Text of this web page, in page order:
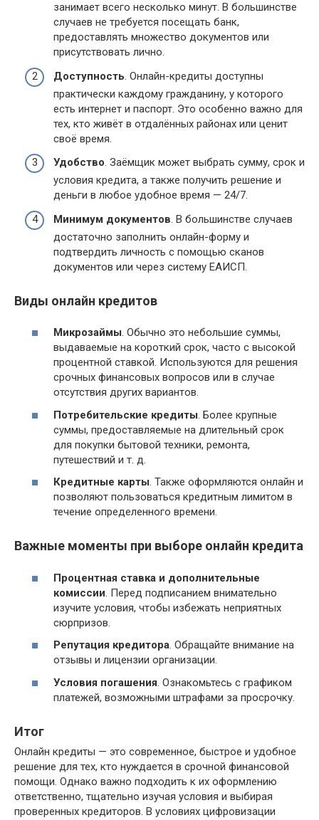
занимает всего несколько минут. В большинстве
случаев не требуется посещать банк,
предоставлять множество документов или
присутствовать лично.
Доступность. Онлайн-кредиты доступны
практически каждому гражданину, у которого
есть интернет и паспорт. Это особенно важно для
тех, кто живёт в отдалённых районах или ценит
своё время.
Удобство. Заёмщик может выбрать сумму, срок и
условия кредита, а также получить решение и
деньги в любое удобное время — 24/7.
Минимум документов. В большинстве случаев
достаточно заполнить онлайн-форму и
подтвердить личность с помощью сканов
документов или через систему ЕАИСП.
Виды онлайн кредитов
Микрозаймы. Обычно это небольшие суммы,
выдаваемые на короткий срок, часто с высокой
процентной ставкой. Используются для решения
срочных финансовых вопросов или в случае
отсутствия других вариантов.
Потребительские кредиты. Более крупные
суммы, предоставляемые на длительный срок
для покупки бытовой техники, ремонта,
путешествий и т. д.
Кредитные карты. Также оформляются онлайн и
позволяют пользоваться кредитным лимитом в
течение определенного времени.
Важные моменты при выборе онлайн кредита
Процентная ставка и дополнительные
комиссии. Перед подписанием внимательно
изучите условия, чтобы избежать неприятных
сюрпризов.
Репутация кредитора. Обращайте внимание на
отзывы и лицензии организации.
Условия погашения. Ознакомьтесь с графиком
платежей, возможными штрафами за просрочку.
Итог
Онлайн кредиты — это современное, быстрое и удобное
решение для тех, кто нуждается в срочной финансовой
помощи. Однако важно подходить к их оформлению
ответственно, тщательно изучая условия и выбирая
проверенных кредиторов. В условиях цифровизации